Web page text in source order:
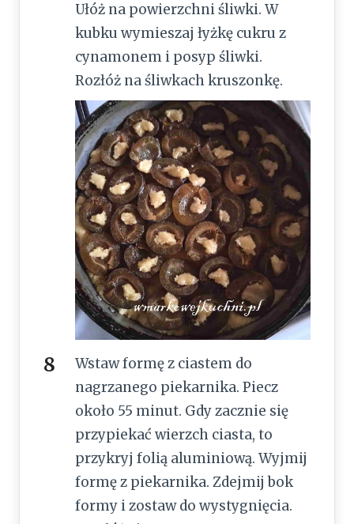
Ułóż na powierzchni śliwki. W
kubku wymieszaj łyżkę cukru z
cynamonem i posyp śliwki.
Rozłóż na śliwkach kruszonkę.
Wstaw formę z ciastem do
nagrzanego piekarnika. Piecz
około 55 minut. Gdy zacznie się
przypiekać wierzch ciasta, to
przykryj folią aluminiową. Wyjmij
formę z piekarnika. Zdejmij bok
formy i zostaw do wystygnięcia.